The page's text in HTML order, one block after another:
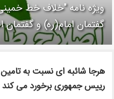
ویژه نامه "خلاف خط
گفتمان امام(ره) و
هرجا شائبه ای نسبت به
رییس جمهوری برخورد می کند